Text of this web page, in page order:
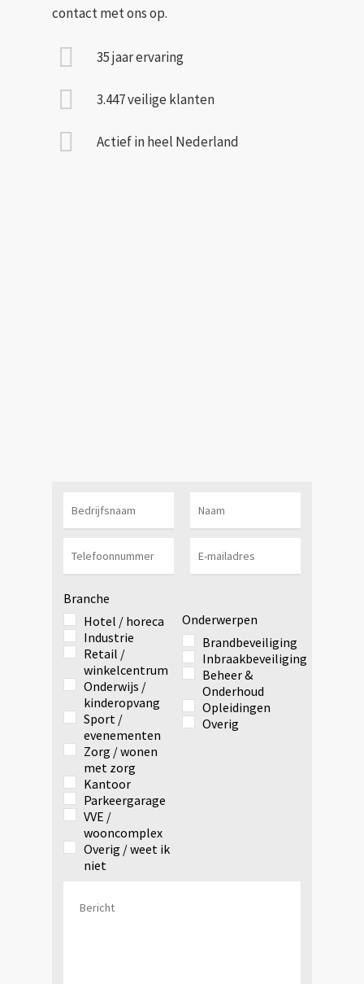
contact met ons op.
35 jaar ervaring
3.447 veilige klanten
Actief in heel Nederland
Branche
Hotel / horeca
Industrie
Retail /
winkelcentrum
Onderwijs /
kinderopvang
Sport /
evenementen
Zorg / wonen
met zorg
Kantoor
Parkeergarage
VVE /
wooncomplex
Overig / weet ik
niet
Onderwerpen
Brandbeveiliging
Inbraakbeveiliging
Beheer &
Onderhoud
Opleidingen
Overig